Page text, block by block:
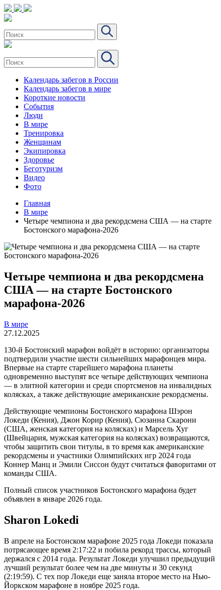
Календарь забегов в России
Календарь забегов в мире
Короткие новости
События
Люди
В мире
Тренировка
Женщинам
Экипировка
Здоровье
Беготуризм
Видео
Фото
Главная
В мире
Четыре чемпиона и два рекордсмена США — на старте
Бостонского марафона-2026
Четыре чемпиона и два рекордсмена
США — на старте Бостонского
марафона-2026
В мире
27.12.2025
130-й Бостонский марафон войдёт в историю: организаторы
подтвердили участие шести сильнейших марафонцев мира.
Впервые на старте старейшего марафона планеты
одновременно выступят все четыре действующих чемпиона
— в элитной категории и среди спортсменов на инвалидных
колясках, а также действующие американские рекордсмены.
Действующие чемпионы Бостонского марафона Шэрон
Локеди (Кения), Джон Корир (Кения), Сюзанна Скарони
(США, женская категория на колясках) и Марсель Хуг
(Швейцария, мужская категория на колясках) возвращаются,
чтобы защитить свои титулы, в то время как американские
рекордсмены и участники Олимпийских игр 2024 года
Коннер Манц и Эмили Сиссон будут считаться фаворитами от
команды США.
Полный список участников Бостонского марафона будет
объявлен в январе 2026 года.
Sharon Lokedi
В апреле на Бостонском марафоне 2025 года Локеди показала
потрясающее время 2:17:22 и побила рекорд трассы, который
держался с 2014 года. Результат Локеди улучшил предыдущий
лучший результат более чем на две минуты и 30 секунд
(2:19:59). С тех пор Локеди еще заняла второе место на Нью-
Йоркском марафоне в ноябре 2025 года.